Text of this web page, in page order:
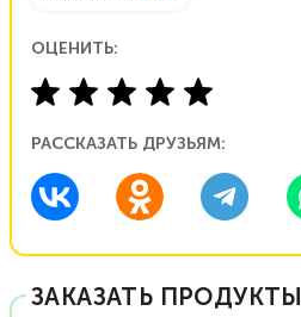
ОЦЕНИТЬ:
РАССКАЗАТЬ ДРУЗЬЯМ:
ЗАКАЗАТЬ ПРОДУКТЫ